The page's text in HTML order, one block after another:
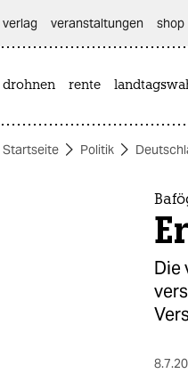
themen
verlag
veranstaltungen shop
drohnen rente
Startseite Politik
Die